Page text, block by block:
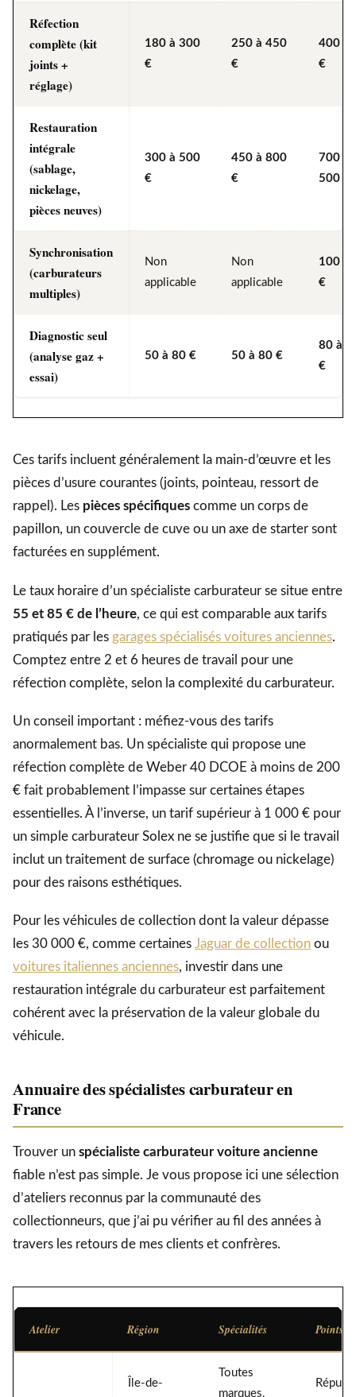
Réfection
complète (kit
joints +
réglage)
180 à 300
€
250 à 450
€
400 à
€
Restauration
intégrale
(sablage,
nickelage,
pièces neuves)
300 à 500
€
450 à 800
€
700 à
500 €
Synchronisation
(carburateurs
multiples)
Non
applicable
Non
applicable
100 à
€
Diagnostic seul
(analyse gaz +
essai)
50 à 80 € 50 à 80 €
80 à
€
Ces tarifs incluent généralement la main-d’œuvre et les
pièces d’usure courantes (joints, pointeau, ressort de
rappel). Les pièces spécifiques comme un corps de
papillon, un couvercle de cuve ou un axe de starter sont
facturées en supplément.
Le taux horaire d’un spécialiste carburateur se situe entre
55 et 85 € de l’heure, ce qui est comparable aux tarifs
pratiqués par les garages spécialisés voitures anciennes.
Comptez entre 2 et 6 heures de travail pour une
réfection complète, selon la complexité du carburateur.
Un conseil important : méfiez-vous des tarifs
anormalement bas. Un spécialiste qui propose une
réfection complète de Weber 40 DCOE à moins de 200
€ fait probablement l’impasse sur certaines étapes
essentielles. À l’inverse, un tarif supérieur à 1 000 € pour
un simple carburateur Solex ne se justifie que si le travail
inclut un traitement de surface (chromage ou nickelage)
pour des raisons esthétiques.
Pour les véhicules de collection dont la valeur dépasse
les 30 000 €, comme certaines Jaguar de collection ou
voitures italiennes anciennes, investir dans une
restauration intégrale du carburateur est parfaitement
cohérent avec la préservation de la valeur globale du
véhicule.
Annuaire des spécialistes carburateur en
France
Trouver un spécialiste carburateur voiture ancienne
fiable n’est pas simple. Je vous propose ici une sélection
d’ateliers reconnus par la communauté des
collectionneurs, que j’ai pu vérifier au fil des années à
travers les retours de mes clients et confrères.
Atelier Région Spécialités Points
Île-de-
Toutes
marques,